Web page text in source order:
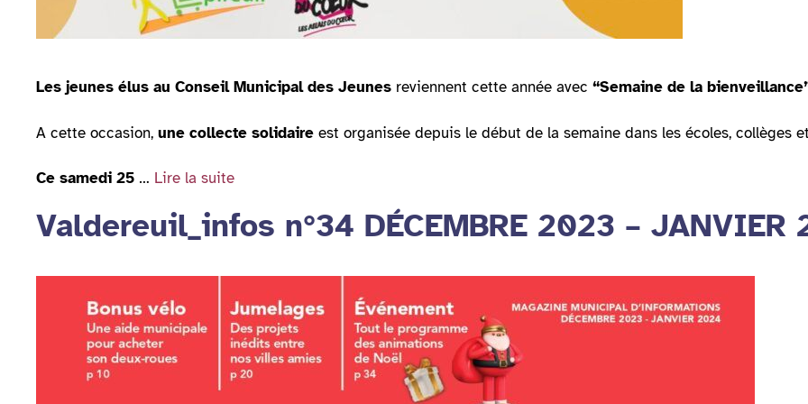
Les jeunes élus au Conseil Municipal des Jeunes reviennent cette année avec “Semaine de la
A cette occasion, une collecte solidaire est organisée depuis le début de la semaine dans les écoles, collèges
Ce samedi 25 … Lire la suite
Valdereuil_infos n°34 DÉCEMBRE 2023 – JANVIER